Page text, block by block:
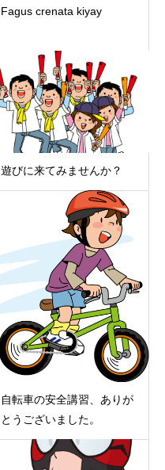
Fagus crenata kiyay
遊びに来てみませんか？
自転車の安全講習、ありが
とうございました。